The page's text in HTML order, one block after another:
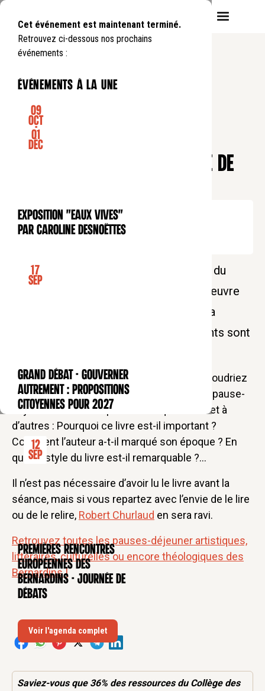
Cet événement est maintenant terminé.
Retrouvez ci-dessous nos prochains
événements :
événements à la une
EXPOSITION
09
Oct
-
01
Déc
Exposition "Eaux Vives"
par Caroline Desnoëttes
CONFÉRENCE
17
Sep
GRAND DÉBAT - Gouverner
autrement : propositions
citoyennes pour 2027
CONFÉRENCE
12
Sep
Premières rencontres
européennes des
Bernardins - Journée de
débats
Voir l'agenda complet
CONFÉRENCE
BEAUMARCHAIS : LE MARIAGE DE
Lundi3
.
03de12:45à13:45
Tarif normal : 10€
Profitez d'une pause déjeuner au cœur du
quartier latin pour revisiter ce chef d'oeuvre
de la littérature ! Une folle journée où la
noblesse est secouée, où les sentiments sont
Vous n’avez pas encore lu ce livre ? Vous voudriez
le relire avec un éclairage différent ? Cette pause-
déjeuner littéraire répond à ces questions et à
d’autres : Pourquoi ce livre est-il important ?
Comment l’auteur a-t-il marqué son époque ? En
quoi le style du livre est-il remarquable ?…
Il n’est pas nécessaire d’avoir lu le livre avant la
séance, mais si vous repartez avec l’envie de le lire
ou de le relire, Robert Churlaud en sera ravi.
Retrouvez toutes les pauses-déjeuner artistiques,
littéraires, culturelles ou encore théologiques des
Bernardins !
Saviez-vous que 36% desressourcesdu Collège des